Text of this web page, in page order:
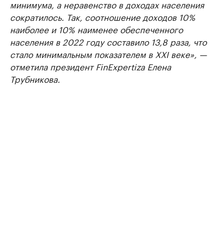
минимума, а неравенство в доходах населения
сократилось. Так, соотношение доходов 10%
наиболее и 10% наименее обеспеченного
населения в 2022 году составило 13,8 раза, что
стало минимальным показателем в XXI веке», —
отметила президент FinExpertiza Елена
Трубникова.